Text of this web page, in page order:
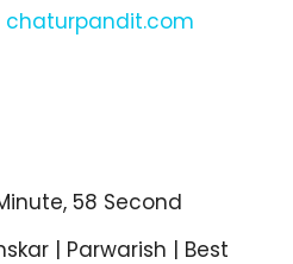
chaturpandit.com
58 Second
| Parwarish | Best